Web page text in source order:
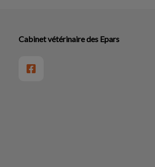
Cabinet vétérinaire des Epars